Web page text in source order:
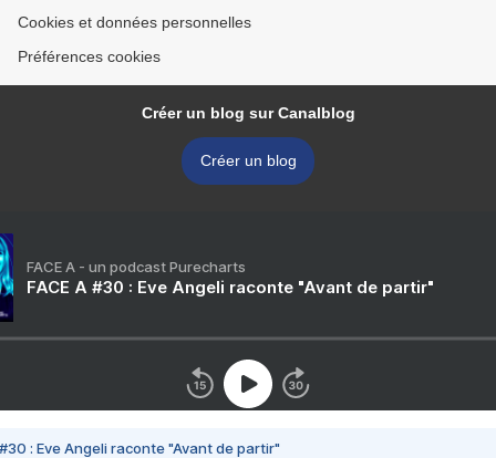
Cookies et données personnelles
Préférences cookies
Créer un blog sur Canalblog
Créer un blog
FACE A - un podcast Purecharts
FACE A #30 : Eve Angeli raconte "Avant de partir"
#30 : Eve Angeli raconte "Avant de partir"